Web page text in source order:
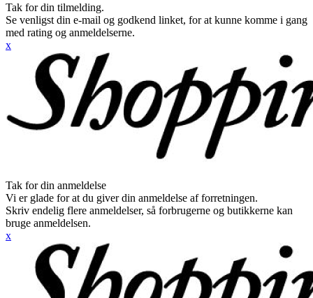
Tak for din tilmelding.
Se venligst din e-mail og godkend linket, for at kunne komme i gang
med rating og anmeldelserne.
x
Tak for din anmeldelse
Vi er glade for at du giver din anmeldelse af forretningen.
Skriv endelig flere anmeldelser, så forbrugerne og butikkerne kan
bruge anmeldelsen.
x